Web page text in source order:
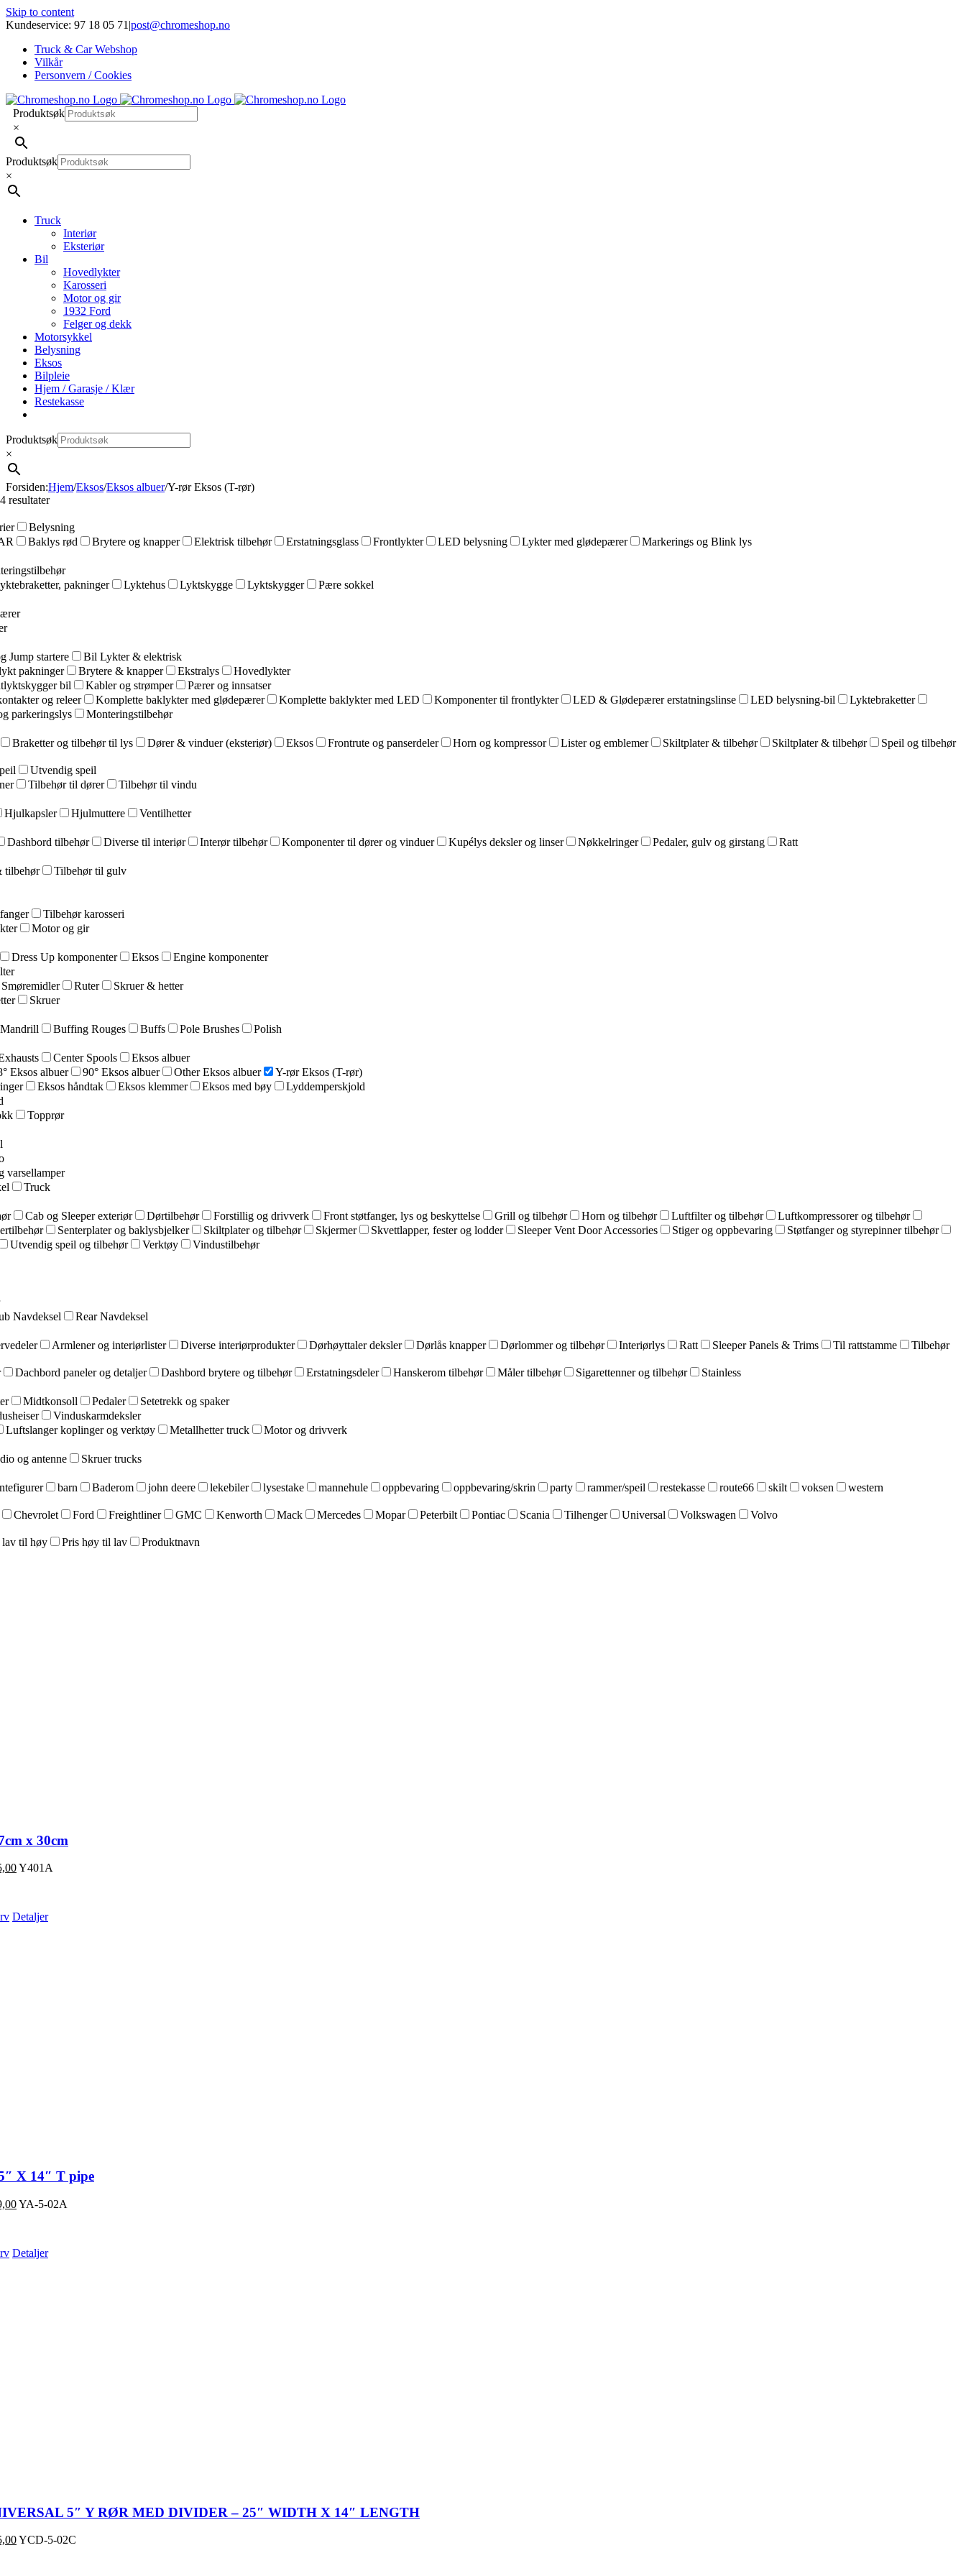
Skip to content
Kundeservice: 97 18 05 71 |post@chromeshop.no
Truck & Car Webshop
Vilkår
Personvern / Cookies
Produktsøk
×
Produktsøk
×
Truck
Interiør
Eksteriør
Bil
Hovedlykter
Karosseri
Motor og gir
1932 Ford
Felger og dekk
Motorsykkel
Belysning
Eksos
Bilpleie
Hjem / Garasje / Klær
Restekasse
Produktsøk
×
Forsiden:Hjem/Eksos/Eksos albuer/Y-rør Eksos (T-rør)
resultater
Belysning
Baklys rød Brytere og knapper Elektrisk tilbehør Erstatningsglass Frontlykter LED belysning Lykter med glødepærer Markerings og Blink lys
pakninger
Lyktehus Lyktskygge Lyktskygger Pære sokkel
Jump startere
Bil Lykter & elektrisk
pakninger
Brytere & knapper Ekstralys
Hovedlykter
bil
Kabler og strømper
Pærer og innsatser
og releer
Komplette baklykter med glødepærer Komplette baklykter med LED Komponenter til frontlykter LED & Glødepærer erstatningslinse LED belysning-bil
Lyktebraketter
parkeringslys
Monteringstilbehør
Braketter og tilbehør til lys Dører & vinduer (eksteriør) Eksos Frontrute og panserdeler Horn og kompressor Lister og emblemer Skiltplater & tilbehør Skiltplater & tilbehør Speil og tilbehør
Utvendig speil
Tilbehør til dører Tilbehør til vindu
Hjulkapsler Hjulmuttere Ventilhetter
Dashbord tilbehør Diverse til interiør Interør tilbehør Komponenter til dører og vinduer Kupélys deksler og linser Nøkkelringer Pedaler, gulv og girstang Ratt
tilbehør Tilbehør til gulv
Tilbehør karosseri
Motor og gir
Dress Up komponenter Eksos
Engine komponenter
Ruter
Skruer & hetter
Skruer
Buffing Rouges Buffs Pole Brushes Polish
Center Spools
Eksos albuer
Eksos albuer
90° Eksos albuer Other Eksos albuer
Y-rør Eksos (T-rør)
Eksos håndtak Eksos klemmer Eksos med bøy
Lyddemperskjold
Topprør
varsellamper
Truck
Cab og Sleeper exteriør Dørtilbehør Forstillig og drivverk Front støtfanger, lys og beskyttelse Grill og tilbehør Horn og tilbehør Luftfilter og tilbehør
Luftkompressorer og tilbehør
Senterplater og baklysbjelker Skiltplater og tilbehør Skjermer Skvettlapper, fester og lodder Sleeper Vent Door Accessories Stiger og oppbevaring
Støtfanger og styrepinner tilbehør
Utvendig speil og tilbehør
Verktøy Vindustilbehør
Navdeksel Rear Navdeksel
Armlener og interiørlister Diverse interiørprodukter Dørhøyttaler deksler Dørlås knapper Dørlommer og tilbehør Interiørlys Ratt Sleeper Panels & Trims Til rattstamme Tilbehør
Dachbord paneler og detaljer Dashbord brytere og tilbehør Erstatningsdeler Hanskerom tilbehør Måler tilbehør Sigarettenner og tilbehør Stainless
Midtkonsoll Pedaler
Setetrekk og spaker
Vinduskarmdeksler
Luftslanger koplinger og verktøy
Metallhetter truck Motor og drivverk
og antenne Skruer trucks
barn Baderom john deere lekebiler lysestake mannehule oppbevaring oppbevaring/skrin party rammer/speil restekasse route66 skilt voksen western
Chevrolet Ford Freightliner GMC Kenworth Mack Mercedes Mopar Peterbilt Pontiac Scania Tilhenger Universal Volkswagen Volvo
lav til høy Pris høy til lav Produktnavn
x 30cm
Y401A
Detaljer
X 14″ T pipe
YA-5-02A
Detaljer
5″ Y RØR MED DIVIDER – 25″ WIDTH X 14″ LENGTH
YCD-5-02C